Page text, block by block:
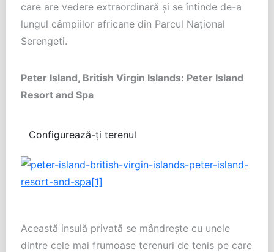
care are vedere extraordinară şi se întinde de-a
lungul câmpiilor africane din Parcul Naţional
Serengeti.
Peter Island, British Virgin Islands: Peter Island
Resort and Spa
Configurează-ți terenul
Această insulă privată se mândreşte cu unele
dintre cele mai frumoase terenuri de tenis pe care